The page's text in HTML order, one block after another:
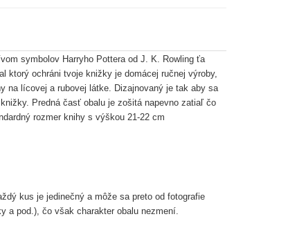
symbolov Harryho Pottera od J. K. Rowling ťa
ktorý ochráni tvoje knižky je domácej ručnej výroby,
na lícovej a rubovej látke. Dizajnovaný je tak aby sa
Predná časť obalu je zošitá napevno zatiaľ čo
rozmer knihy s výškou 21-22 cm
kus je jedinečný a môže sa preto od fotografie
a pod.), čo však charakter obalu nezmení.